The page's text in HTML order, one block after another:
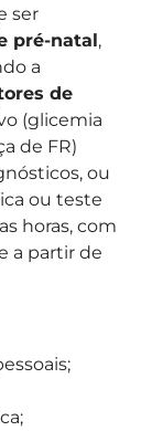
ser
pré-natal,
a
de
(glicemia
de FR)
ou
ou teste
horas, com
a partir de